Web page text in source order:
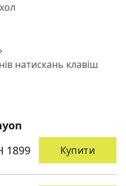
натискань клавіш
1899
Купити